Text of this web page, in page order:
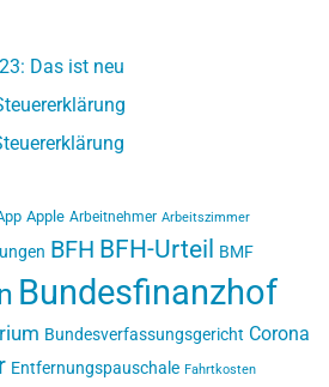
Das ist neu
Apple Arbeitnehmer Arbeitszimmer
BFH BFH-Urteil BMF
Bundesfinanzhof
Bundesverfassungsgericht Corona
Entfernungspauschale Fahrtkosten